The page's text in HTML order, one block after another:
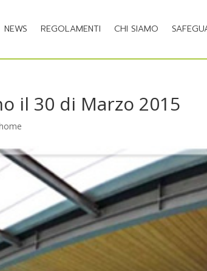
NEWS REGOLAMENTI CHI SIAMO
il 30 di Marzo 2015